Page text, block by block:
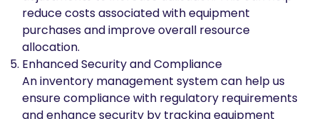
reduce costs associated with equipment
purchases and improve overall resource
allocation.
Enhanced Security and Compliance
An inventory management system can help us
ensure compliance with regulatory requirements
and enhance security by tracking equipment